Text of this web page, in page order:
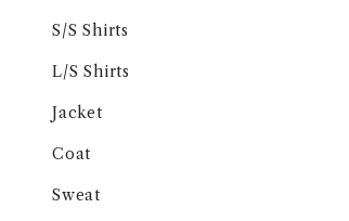
S/S Shirts
L/S Shirts
Jacket
Coat
Sweat